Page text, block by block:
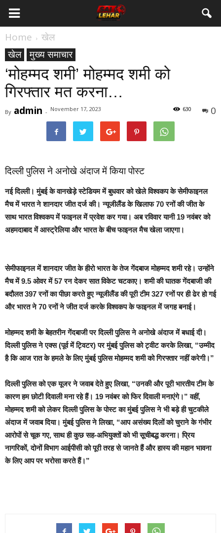
Home
खेल
खेल
मुख्य समाचार
‘मोहम्मद शमी’ मोहम्मद शमी को
गिरफ्तार मत करना…
By admin - November 17, 2023 0
630
दिल्ली पुलिस ने अनोखे अंदाज में किया पोस्ट
नई दिल्ली। मुंबई के वानखेड़े स्टेडियम में बुधवार को खेले विश्वकप के सेमीफाइनल
मैच में भारत ने शानदार जीत दर्ज की। न्यूजीलैंड के खिलाफ 70 रनों की जीत के
साथ भारत विश्वकप में फाइनल में प्रवेश कर गया। अब रविवार यानी 19 नवंबर को
अहमदाबाद में आस्ट्रेलिया और भारत के बीच फाइनल मैच खेला जाएगा।
सेमीफाइनल में शानदार जीत के हीरो भारत के तेज गेंदबाज मोहम्मद शमी रहे। उन्होंने
मैच में 9.5 ओवर में 57 रन देकर सात विकेट चटकाए। शमी की घातक गेंदबाजी की
बदौलत 397 रनों का पीछा करते हुए न्यूजीलैंड की पूरी टीम 327 रनों पर ही ढेर हो गई
और भारत ने 70 रनों ने जीत दर्ज करके विश्वकप के फाइनल में जगह बनाई।
मोहम्मद शमी के बेहतरीन गेंदबाजी पर दिल्ली पुलिस ने अनोखे अंदाज में बधाई दी।
दिल्ली पुलिस ने एक्स (पूर्व में ट्विटर) पर मुंबई पुलिस को ट्वीट करके लिखा, “उम्मीद
है कि आज रात के हमले के लिए मुंबई पुलिस मोहम्मद शमी को गिरफ्तार नहीं करेगी।”
दिल्ली पुलिस को एक यूजर ने जवाब देते हुए लिखा, “उनकी और पूरी भारतीय टीम के
कारण हम छोटी दिवाली मना रहे हैं। 19 नवंबर को फिर दिवाली मनाएंगे।” वहीं,
मोहम्मद शमी को लेकर दिल्ली पुलिस के पोस्ट का मुंबई पुलिस ने भी बड़े ही चुटकीले
अंदाज में जवाब दिया। मुंबई पुलिस ने लिखा, “आप असंख्य दिलों को चुराने के गंभीर
आरोपों से चूक गए, साथ ही कुछ सह-अभियुक्तों को भी सूचीबद्ध करना। प्रिय
नागरिकों, दोनों विभाग आईपीसी को पूरी तरह से जानते हैं और हास्य की महान भावना
के लिए आप पर भरोसा करते हैं।”